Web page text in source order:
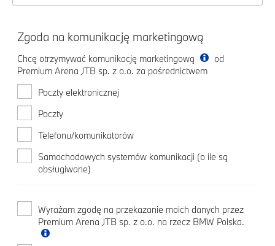
Zgoda na komunikację marketingową
Chcę otrzymywać komunikację marketingową
od
Premium Arena JTB sp. z o.o. za pośrednictwem
Poczty elektronicznej
Poczty
Telefonu/komunikatorów
Samochodowych systemów komunikacji (o ile są
obsługiwane)
Wyrażam zgodę na przekazanie moich danych przez
Premium Arena JTB sp. z o.o. na rzecz BMW Polska.